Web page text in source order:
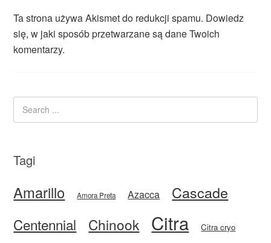
Ta strona używa Akismet do redukcji spamu. Dowiedz
się, w jaki sposób przetwarzane są dane Twoich
komentarzy.
Tagi
Amarillo Amora Preta Azacca Cascade
Centennial Chinook Citra Citra cryo